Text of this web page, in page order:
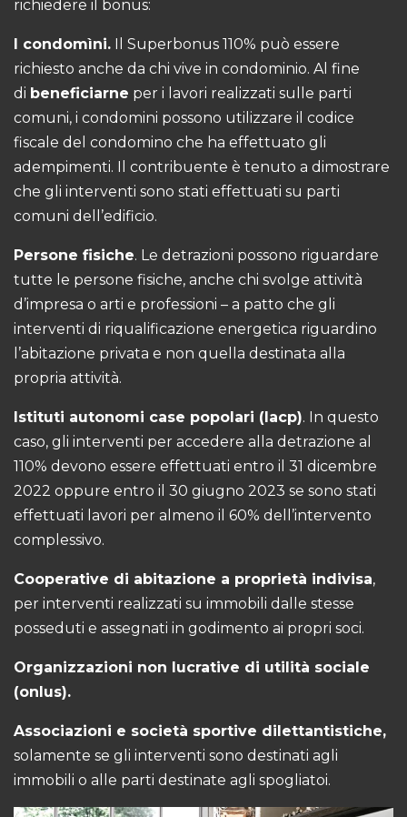
richiedere il bonus:
I condomìni. Il Superbonus 110% può essere
richiesto anche da chi vive in condominio. Al fine
di beneficiarne per i lavori realizzati sulle parti
comuni, i condomini possono utilizzare il codice
fiscale del condomino che ha effettuato gli
adempimenti. Il contribuente è tenuto a dimostrare
che gli interventi sono stati effettuati su parti
comuni dell’edificio.
Persone fisiche. Le detrazioni possono riguardare
tutte le persone fisiche, anche chi svolge attività
d’impresa o arti e professioni – a patto che gli
interventi di riqualificazione energetica riguardino
l’abitazione privata e non quella destinata alla
propria attività.
Istituti autonomi case popolari (Iacp). In questo
caso, gli interventi per accedere alla detrazione al
110% devono essere effettuati entro il 31 dicembre
2022 oppure entro il 30 giugno 2023 se sono stati
effettuati lavori per almeno il 60% dell’intervento
complessivo.
Cooperative di abitazione a proprietà indivisa,
per interventi realizzati su immobili dalle stesse
posseduti e assegnati in godimento ai propri soci.
Organizzazioni non lucrative di utilità sociale
(onlus).
Associazioni e società sportive dilettantistiche,
solamente se gli interventi sono destinati agli
immobili o alle parti destinate agli spogliatoi.